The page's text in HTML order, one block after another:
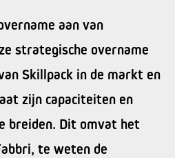
aan van
strategische overname
Skillpack in de markt en
zijn capaciteiten en
breiden. Dit omvat het
te weten de